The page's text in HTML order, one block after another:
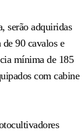
serão adquiridas
90 cavalos e
mínima de 185
com cabine